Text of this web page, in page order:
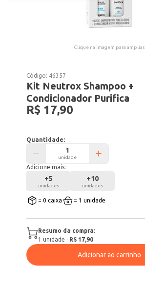
Clique na imagem para ampliar.
Código: 46357
Kit Neutrox Shampoo +
Condicionador Purifica
R$ 17,90
Quantidade:
unidade
Adicione mais:
+5
unidades
+10
unidades
= 0 caixa = 1 unidade
Resumo da compra:
1 unidade · R$ 17,90
Adicionar ao carrinho